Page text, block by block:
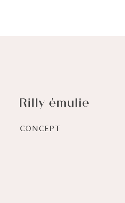
CONCEPT